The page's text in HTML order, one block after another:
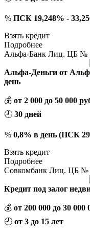
% ПСК 19,248% -
Взять кредит
Подробнее
Альфа-Банк Лиц. ЦБ №
Альфа-Деньги от
день
💰 от 2 000 до 50 000
🕘 30 дней
% 0,8% в день (ПСК
Взять кредит
Подробнее
Совкомбанк Лиц. ЦБ №
Кредит под залог
💰 от 200 000 до 30 000
🕘 от 3 до 15 лет